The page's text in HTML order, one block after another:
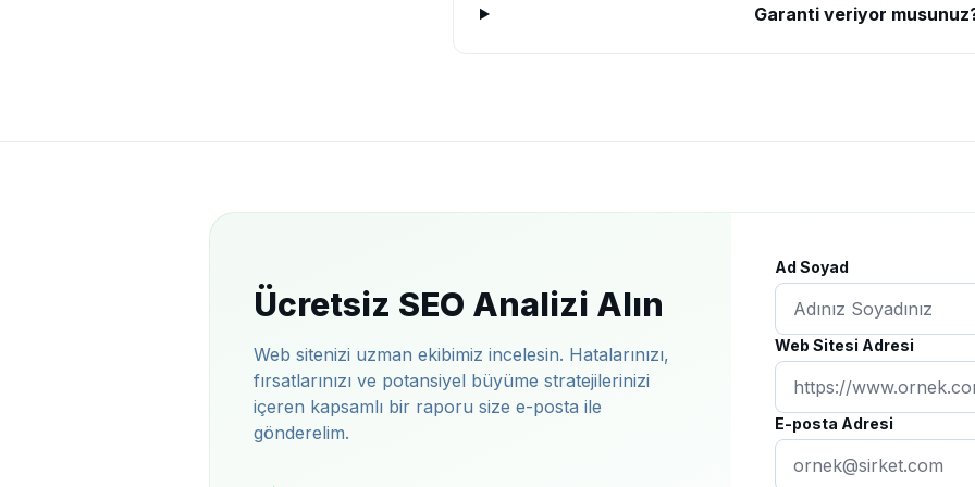
Garanti veriyor
Ücretsiz SEO Analizi Alın
Web sitenizi uzman ekibimiz incelesin. Hatalarınızı,
fırsatlarınızı ve potansiyel büyüme stratejilerinizi
içeren kapsamlı bir raporu size e-posta ile
gönderelim.
Ad Soyad
Web Sitesi Adresi
E-posta Adresi